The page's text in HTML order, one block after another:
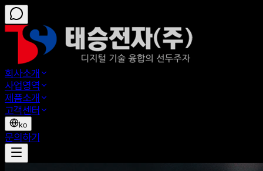
회사소개
사업영역
제품소개
고객센터
ko
문의하기